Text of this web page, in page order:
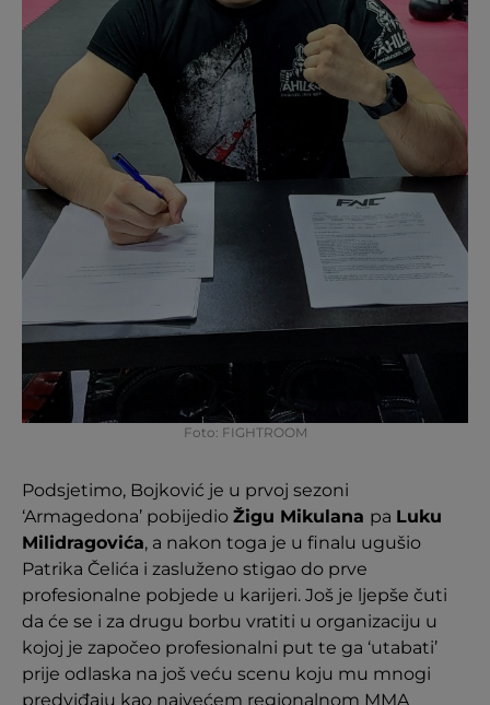
Foto: FIGHTROOM
Podsjetimo, Bojković je u prvoj sezoni
‘Armagedona’ pobijedio Žigu Mikulana pa Luku
Milidragovića, a nakon toga je u finalu ugušio
Patrika Čelića i zasluženo stigao do prve
profesionalne pobjede u karijeri. Još je ljepše čuti
da će se i za drugu borbu vratiti u organizaciju u
kojoj je započeo profesionalni put te ga ‘utabati’
prije odlaska na još veću scenu koju mu mnogi
predviđaju kao najvećem regionalnom MMA